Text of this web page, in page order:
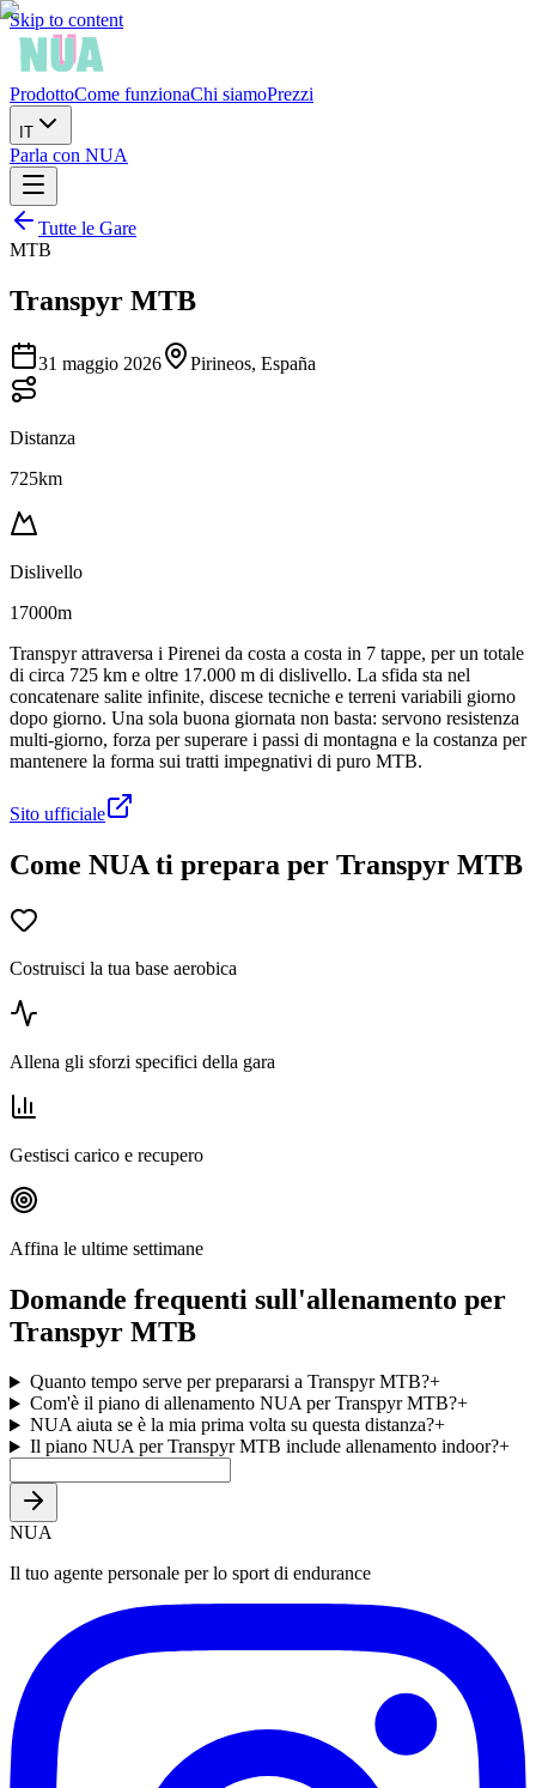
Skip to content
ProdottoCome funzionaChi siamoPrezzi
IT
Parla con NUA
Tutte le Gare
MTB
Transpyr MTB
31 maggio 2026 Pirineos, España
Distanza
725km
Dislivello
17000m
Transpyr attraversa i Pirenei da costa a costa in 7 tappe, per un totale
di circa 725 km e oltre 17.000 m di dislivello. La sfida sta nel
concatenare salite infinite, discese tecniche e terreni variabili giorno
dopo giorno. Una sola buona giornata non basta: servono resistenza
multi-giorno, forza per superare i passi di montagna e la costanza per
mantenere la forma sui tratti impegnativi di puro MTB.
Sito ufficiale
Come NUA ti prepara per Transpyr MTB
Costruisci la tua base aerobica
Allena gli sforzi specifici della gara
Gestisci carico e recupero
Affina le ultime settimane
Domande frequenti sull'allenamento per
Transpyr MTB
Quanto tempo serve per prepararsi a Transpyr MTB?+
Com'è il piano di allenamento NUA per Transpyr MTB?+
NUA aiuta se è la mia prima volta su questa distanza?+
Il piano NUA per Transpyr MTB include allenamento indoor?+
NUA
Il tuo agente personale per lo sport di endurance